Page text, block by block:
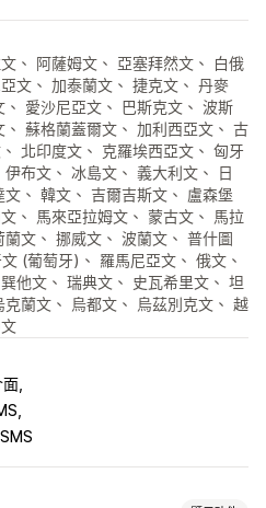
、 阿薩姆文、 亞塞拜然文、 白俄
文、 加泰蘭文、 捷克文、 丹麥
愛沙尼亞文、 巴斯克文、 波斯
蘇格蘭蓋爾文、 加利西亞文、 古
北印度文、 克羅埃西亞文、 匈牙
布文、 冰島文、 義大利文、 日
、 韓文、 吉爾吉斯文、 盧森堡
、 馬來亞拉姆文、 蒙古文、 馬拉
文、 挪威文、 波蘭文、 普什圖
(葡萄牙)、 羅馬尼亞文、 俄文、
他文、 瑞典文、 史瓦希里文、 坦
蘭文、 烏都文、 烏茲別克文、 越